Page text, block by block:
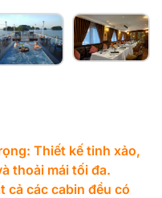
Thiết kế tinh xảo,
thoải mái tối đa.
cả các cabin đều có